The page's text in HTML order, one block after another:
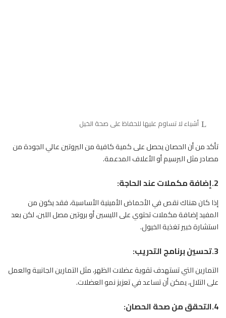
أشياء لا تساوم عليها للحفاظ على صحة الخيل
تأكد من أن الحصان يحصل على كمية كافية من البروتين عالي الجودة من
مصادر مثل البرسيم أو الأعلاف المدعمة.
2.إضافة مكملات عند الحاجة:
إذا كان هناك نقص في الأحماض الأمينية الأساسية، فقد يكون من
المفيد إضافة مكملات تحتوي على الليسين أو بروتين مصل اللبن، لكن بعد
استشارة خبير تغذية الخيول.
3.تحسين برنامج التدريب :
التمارين التي تستهدف تقوية عضلات الظهر، مثل التمارين الجانبية والعمل
على التلال، يمكن أن تساعد في تعزيز نمو العضلات.
4.التحقق من صحة الحصان :